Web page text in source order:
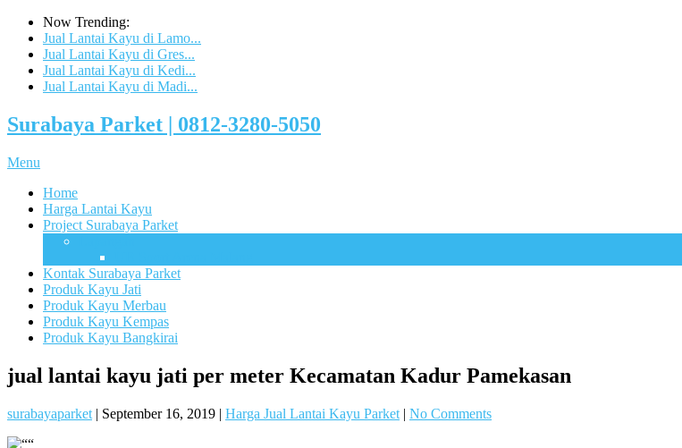
Now Trending:
Jual Lantai Kayu di Lamo...
Jual Lantai Kayu di Gres...
Jual Lantai Kayu di Kedi...
Jual Lantai Kayu di Madi...
Surabaya Parket | 0812-3280-5050
Menu
Home
Harga Lantai Kayu
Project Surabaya Parket
Kontak Surabaya Parket
Produk Kayu Jati
Produk Kayu Merbau
Produk Kayu Kempas
Produk Kayu Bangkirai
jual lantai kayu jati per meter Kecamatan Kadur Pamekasan
surabayaparket | September 16, 2019 | Harga Jual Lantai Kayu Parket | No Comments